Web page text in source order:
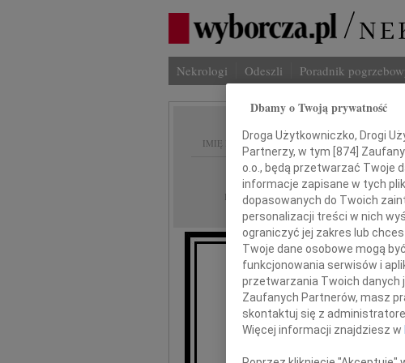
Nekrologi Odeszli Poradnik
IMIĘ I NAZWISKO:
REGION: Warszawa
DATA EMISJI: 23.04.2026
Dbamy o Twoją prywatność
Droga Użytkowniczko, Drogi
Partnerzy, w tym [874]
o.o., będą przetwarzać Twoje
informacje zapisane w tych
dopasowanych do Twoich
personalizacji treści w nich
ograniczyć jej zakres lub
Twoje dane osobowe mogą
funkcjonowania serwisów i
przetwarzania Twoich danych
Zaufanych Partnerów, masz
skontaktuj się z
Więcej informacji znajdziesz w